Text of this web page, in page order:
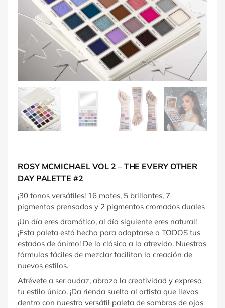
ROSY MCMICHAEL VOL 2 – THE EVERY OTHER
DAY PALETTE #2
¡30 tonos versátiles! 16 mates, 5 brillantes, 7
pigmentos prensados ​​y 2 pigmentos cromados duales
¡Un día eres dramático, al día siguiente eres natural!
¡Esta paleta está hecha para adaptarse a TODOS tus
estados de ánimo! De lo clásico a lo atrevido. Nuestras
fórmulas fáciles de mezclar facilitan la creación de
nuevos estilos.
Atrévete a ser audaz, abraza la creatividad y expresa
tu estilo único. ¡Da rienda suelta al artista que llevas
dentro con nuestra versátil paleta de sombras de ojos